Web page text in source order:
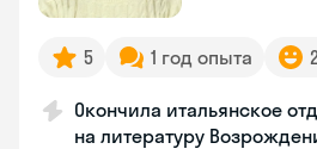
5 1 год опыта
Окончила итальянское
на литературу